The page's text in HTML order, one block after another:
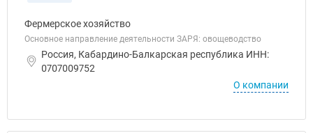
Фермерское хозяйство
Основное направление деятельности ЗАРЯ: овощеводство
Россия, Кабардино-Балкарская республика ИНН:
0707009752
О компании